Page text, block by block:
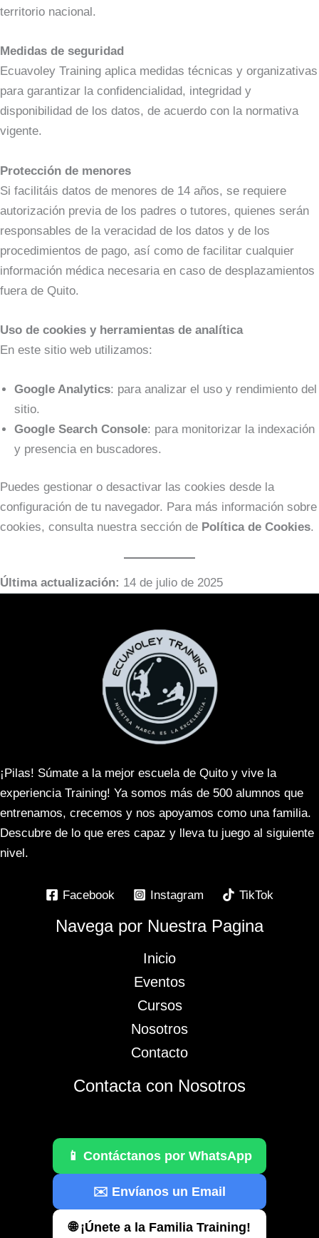
territorio nacional.
Medidas de seguridad
Ecuavoley Training aplica medidas técnicas y organizativas
para garantizar la confidencialidad, integridad y
disponibilidad de los datos, de acuerdo con la normativa
vigente.
Protección de menores
Si facilitáis datos de menores de 14 años, se requiere
autorización previa de los padres o tutores, quienes serán
responsables de la veracidad de los datos y de los
procedimientos de pago, así como de facilitar cualquier
información médica necesaria en caso de desplazamientos
fuera de Quito.
Uso de cookies y herramientas de analítica
En este sitio web utilizamos:
Google Analytics: para analizar el uso y rendimiento del
sitio.
Google Search Console: para monitorizar la indexación
y presencia en buscadores.
Puedes gestionar o desactivar las cookies desde la
configuración de tu navegador. Para más información sobre
cookies, consulta nuestra sección de Política de Cookies.
Última actualización: 14 de julio de 2025
¡Pilas! Súmate a la mejor escuela de Quito y vive la
experiencia Training! Ya somos más de 500 alumnos que
entrenamos, crecemos y nos apoyamos como una familia.
Descubre de lo que eres capaz y lleva tu juego al siguiente
nivel.
Facebook Instagram TikTok
Navega por Nuestra Pagina
Inicio
Eventos
Cursos
Nosotros
Contacto
Contacta con Nosotros
📱 Contáctanos por WhatsApp
✉️ Envíanos un Email
🌐 ¡Únete a la Familia Training!